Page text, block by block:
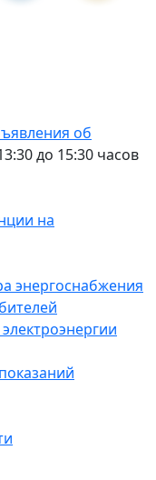
об
до 15:30 часов
на
энергоснабжения